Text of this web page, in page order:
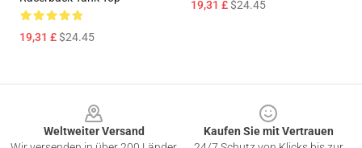
19,31 £$24.45
19,31 £$24.45
Weltweiter Versand
Kaufen Sie mit Vertrauen